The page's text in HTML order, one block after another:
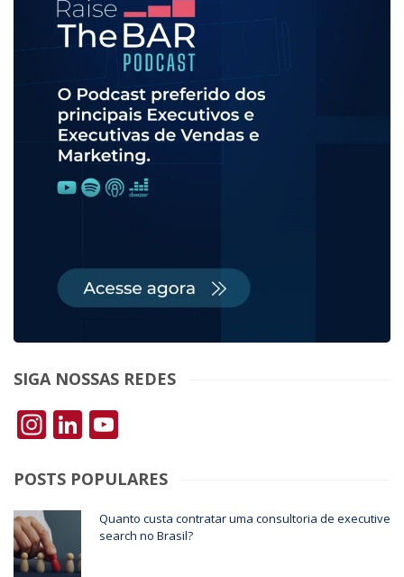
SIGA NOSSAS REDES
Instagram
LinkedIn
POSTS POPULARES
Quanto custa contratar uma consultoria de executive
search no Brasil?